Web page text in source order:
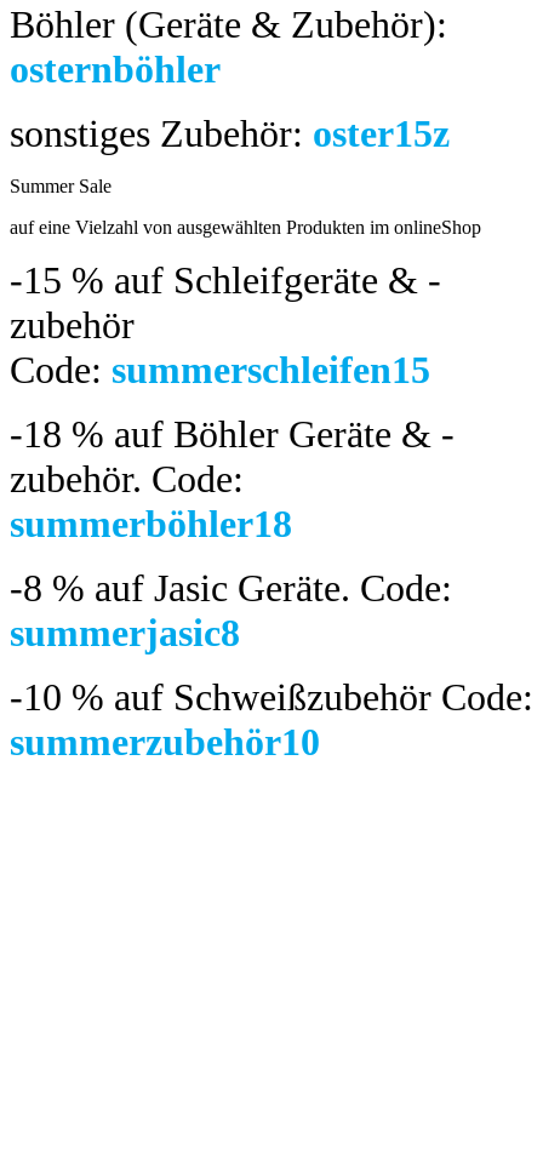
Böhler (Geräte & Zubehör):
osternböhler
sonstiges Zubehör: oster15z
Summer Sale
auf eine Vielzahl von ausgewählten Produkten im onlineShop
-15 % auf Schleifgeräte & -
zubehör
Code: summerschleifen15
-18 % auf Böhler Geräte & -
zubehör. Code:
summerböhler18
-8 % auf Jasic Geräte. Code:
summerjasic8
-10 % auf Schweißzubehör Code:
summerzubehör10